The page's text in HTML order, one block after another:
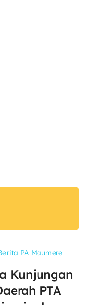
PA Maumere
Kunjungan
PTA